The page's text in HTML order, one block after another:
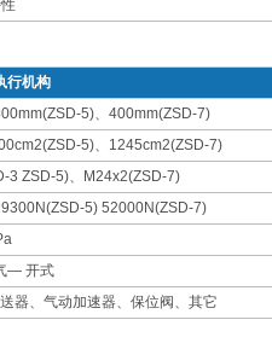
行机构
5)、400mm(ZSD-7)
5)、1245cm2(ZSD-7)
3 ZSD-5)、M24x2(ZSD-7)
5) 52000N(ZSD-7)
— 开式
器、气动加速器、保位阀、其它